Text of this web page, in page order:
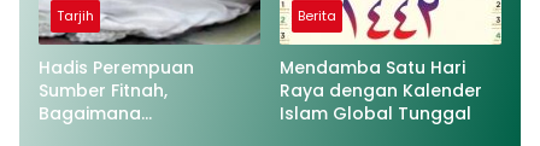
Tarjih
Hadis Perempuan
Sumber Fitnah,
Bagaimana
Berita
Mendamba Satu Hari
Raya dengan Kalender
Islam Global Tunggal